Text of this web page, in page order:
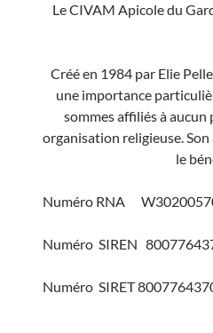
Le CIVAM Apicole du
Créé en 1984 par Elie
une importance
sommes affiliés à
organisation religieuse.
le
Numéro RNA
Numéro SIREN
Numéro SIRET